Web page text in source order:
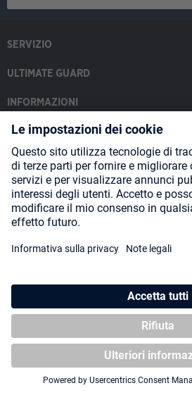
SERVIZIO
ULTIMATE GUARD
INFORMAZIONI
SOCIAL MEDIA
Payment Methods
Shipping
Blog
spese di spedizione, se non